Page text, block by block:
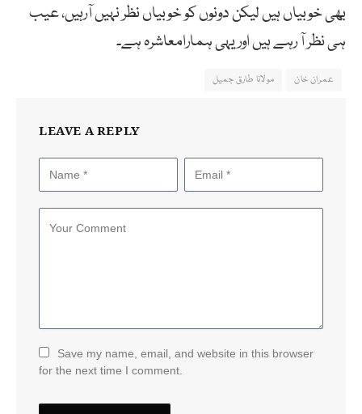
بھی خوبیاں ہیں لیکن دونوں کو خوبیاں نظر نہیں آرہیں، عیب
ہی نظر آ رہے ہیں اور یہی ہمارامعاشرہ ہے۔
عمران خان مولانا طارق جمیل
LEAVE A REPLY
Save my name, email, and website in this browser
for the next time I comment.